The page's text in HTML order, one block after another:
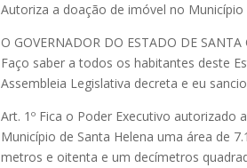
Autoriza a doação de imóvel no Município
O GOVERNADOR DO ESTADO DE SANTA
Faço saber a todos os habitantes deste
Assembleia Legislativa decreta e eu
Art. 1º Fica o Poder Executivo autorizado
Município de Santa Helena uma área de
metros e oitenta e um decímetros